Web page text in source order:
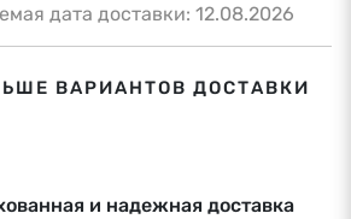
дата доставки: 12.08.2026
по адресу. €6,50
дата доставки: 12.08.2026
ВАРИАНТОВ ДОСТАВКИ
и надежная доставка